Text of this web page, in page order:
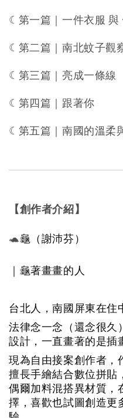
☾第一篇｜一件衣服 與
☾第二篇｜南北蚊子觀
☾第三篇｜亮成一條線
☾第四篇｜跟著你
☾第五篇｜南國的溫柔
【創作者介紹】
🐢龜（謝沛芬）
｜龜著畫畫的人
台北人，南國屏東在住
法律念一念（還念很久
設計，一直畫著的是插
現為自由接案創作者，
擅長手繪結合數位拼貼
偶爾加料混搭異材質，
擇，喜歡也試圖創造更